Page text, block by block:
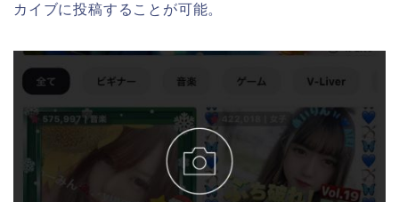
カイブに投稿することが可能。